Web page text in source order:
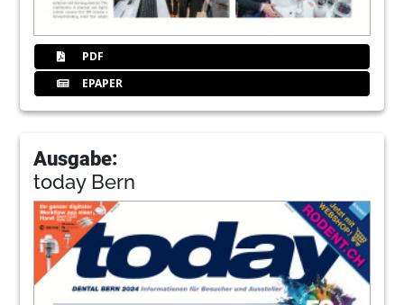
PDF
EPAPER
Ausgabe:
today Bern